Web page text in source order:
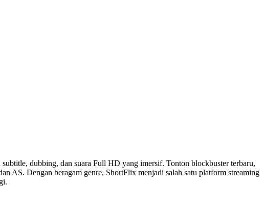
dubbing, dan suara Full HD yang imersif. Tonton blockbuster terbaru,
AS. Dengan beragam genre, ShortFlix menjadi salah satu platform streaming